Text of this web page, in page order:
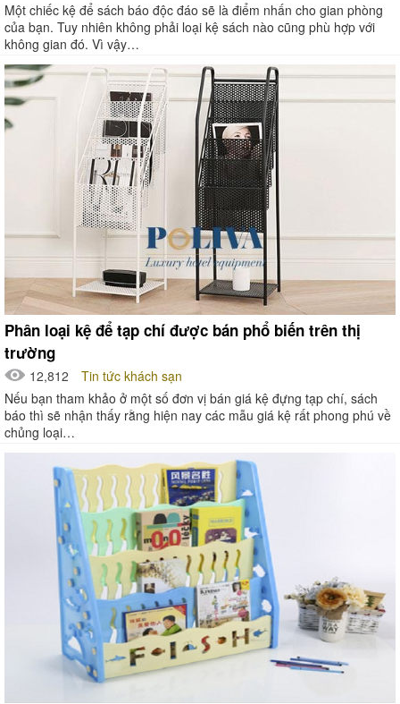
Một chiếc kệ để sách báo độc đáo sẽ là điểm nhấn cho gian phòng
của bạn. Tuy nhiên không phải loại kệ sách nào cũng phù hợp với
không gian đó. Vì vậy…
Phân loại kệ để tạp chí được bán phổ biến trên thị
trường
12,812
Tin tức khách sạn
Nếu bạn tham khảo ở một số đơn vị bán giá kệ đựng tạp chí, sách
báo thì sẽ nhận thấy rằng hiện nay các mẫu giá kệ rất phong phú về
chủng loại…